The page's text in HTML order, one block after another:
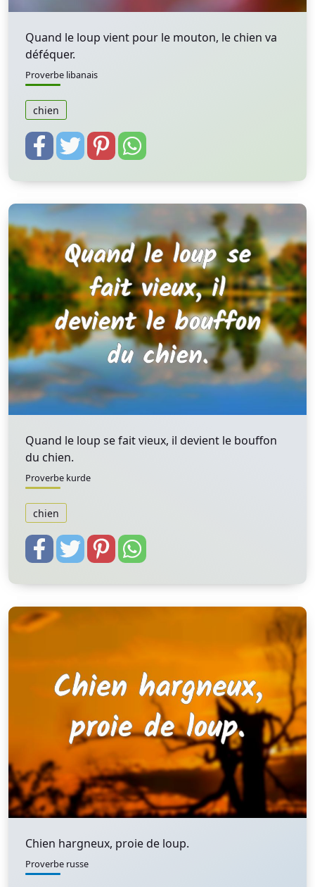
Quand le loup vient pour le mouton, le chien va
déféquer.
Proverbe libanais
chien
Quand le loup se fait vieux, il devient le bouffon
du chien.
Proverbe kurde
chien
Chien hargneux, proie de loup.
Proverbe russe